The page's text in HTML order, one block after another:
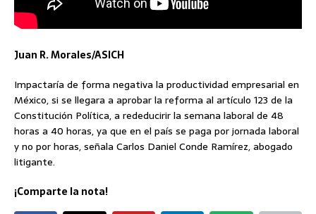
Juan R. Morales/ASICH
Impactaría de forma negativa la productividad empresarial en
México, si se llegara a aprobar la reforma al artículo 123 de la
Constitución Política, a rededucirir la semana laboral de 48
horas a 40 horas, ya que en el país se paga por jornada laboral
y no por horas, señala Carlos Daniel Conde Ramírez, abogado
litigante.
¡Comparte la nota!